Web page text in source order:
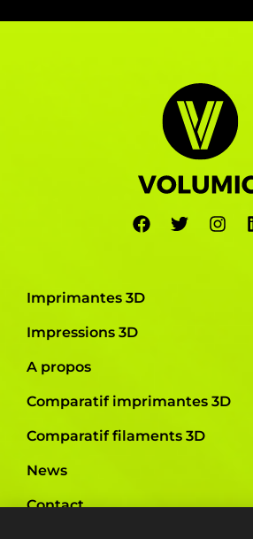
Imprimantes 3D
Impressions 3D
A propos
Comparatif imprimantes 3D
Comparatif filaments 3D
News
Contact